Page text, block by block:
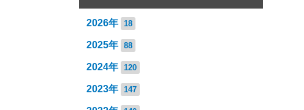
2026年 18
2025年 88
2024年 120
2023年 147